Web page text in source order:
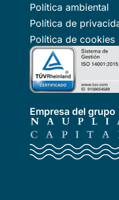
Política ambiental
Política de
Política de cookies
Empresa del grupo